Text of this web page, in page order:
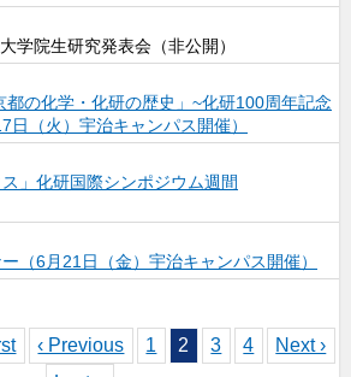
学院生研究発表会（非公開）
都の化学・化研の歴史」~化研100周年記念
日（火）宇治キャンパス開催）
ス」化研国際シンポジウム週間
（6月21日（金）宇治キャンパス開催）
‹ Previous 1 2 3 4
Next ›